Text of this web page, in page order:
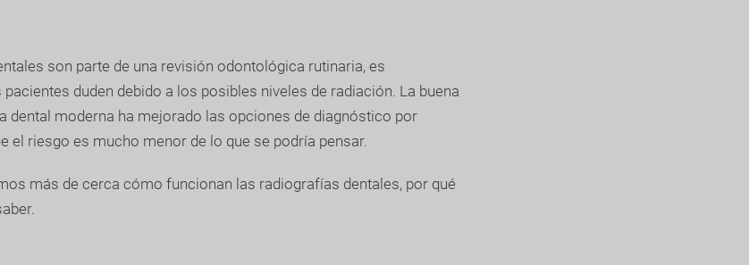
son parte de una revisión odontológica rutinaria, es
duden debido a los posibles niveles de radiación. La buena
dental moderna ha mejorado las opciones de diagnóstico por
el riesgo es mucho menor de lo que se podría pensar.
más de cerca cómo funcionan las radiografías dentales, por qué